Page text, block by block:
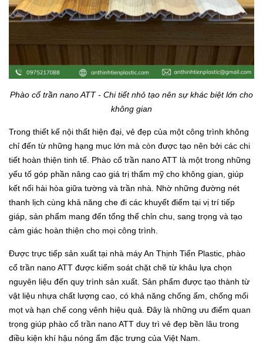
Phào cổ trần nano ATT - Chi tiết nhỏ tạo nên sự khác biệt lớn cho
không gian
Trong thiết kế nội thất hiện đại, vẻ đẹp của một công trình không
chỉ đến từ những hạng mục lớn mà còn được tạo nên bởi các chi
tiết hoàn thiện tinh tế. Phào cổ trần nano ATT là một trong những
yếu tố góp phần nâng cao giá trị thẩm mỹ cho không gian, giúp
kết nối hài hòa giữa tường và trần nhà. Nhờ những đường nét
thanh lịch cùng khả năng che đi các khuyết điểm tại vị trí tiếp
giáp, sản phẩm mang đến tổng thể chỉn chu, sang trọng và tạo
cảm giác hoàn thiện cho mọi công trình.
Được trực tiếp sản xuất tại nhà máy An Thịnh Tiến Plastic, phào
cổ trần nano ATT được kiểm soát chặt chẽ từ khâu lựa chọn
nguyên liệu đến quy trình sản xuất. Sản phẩm được tạo thành từ
vật liệu nhựa chất lượng cao, có khả năng chống ẩm, chống mối
mọt và hạn chế cong vênh hiệu quả. Đây là những ưu điểm quan
trọng giúp phào cổ trần nano ATT duy trì vẻ đẹp bền lâu trong
điều kiện khí hậu nóng ẩm đặc trưng của Việt Nam.